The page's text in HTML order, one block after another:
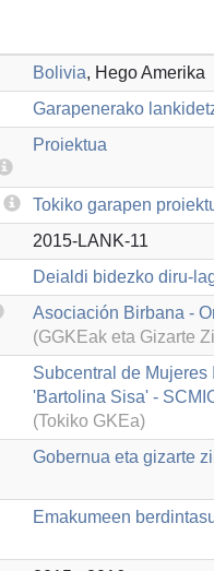
Bolivia, Hego Amerika
Garapenerako
Proiektua
Tokiko garapen
2015-LANK-11
Deialdi bidezko diru-
Asociación Birbana -
(GGKEak eta Gizarte
Subcentral de
'Bartolina Sisa' -
(Tokiko GKEa)
Gobernua eta gizarte
Emakumeen